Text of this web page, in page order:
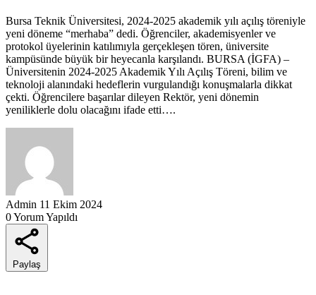
Bursa Teknik Üniversitesi, 2024-2025 akademik yılı açılış töreniyle
yeni döneme “merhaba” dedi. Öğrenciler, akademisyenler ve
protokol üyelerinin katılımıyla gerçekleşen tören, üniversite
kampüsünde büyük bir heyecanla karşılandı. BURSA (İGFA) –
Üniversitenin 2024-2025 Akademik Yılı Açılış Töreni, bilim ve
teknoloji alanındaki hedeflerin vurgulandığı konuşmalarla dikkat
çekti. Öğrencilere başarılar dileyen Rektör, yeni dönemin
yeniliklerle dolu olacağını ifade etti….
Admin 11 Ekim 2024
0 Yorum Yapıldı
Paylaş